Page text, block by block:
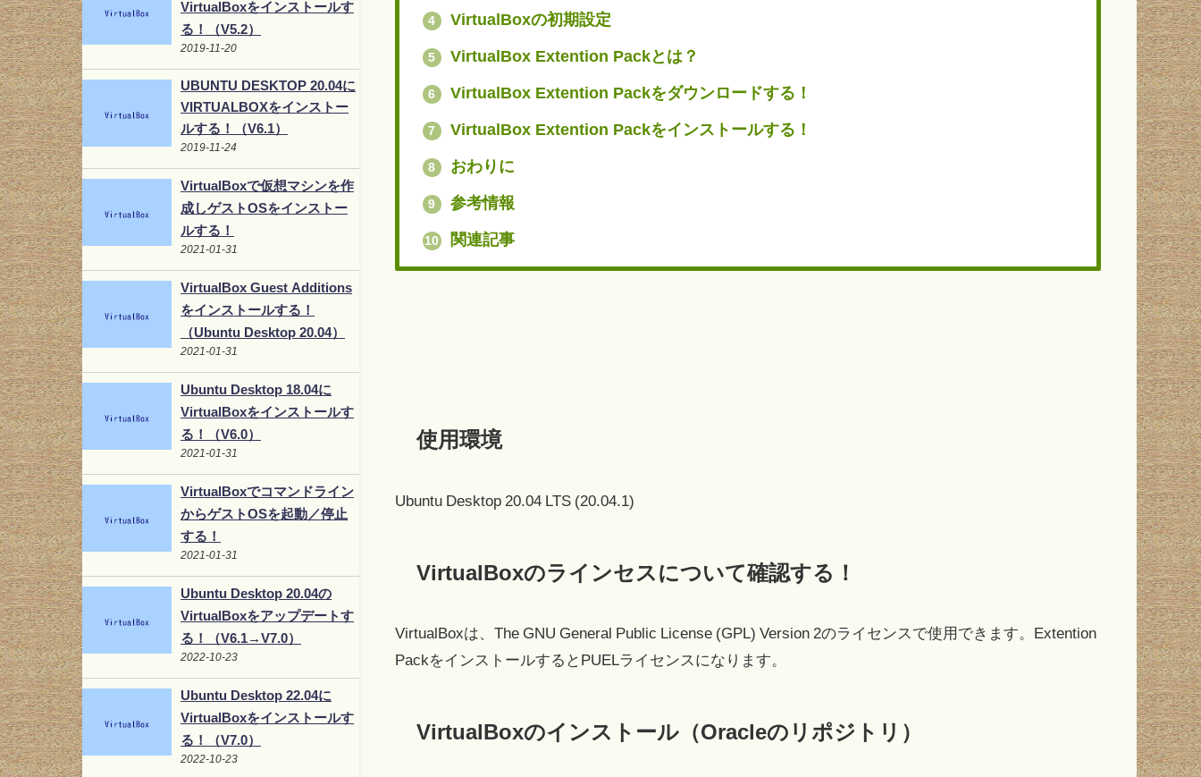
4 VirtualBoxの初期設定
5 VirtualBox Extention Packとは？
6 VirtualBox Extention Packをダウンロードする！
7 VirtualBox Extention Packをインストールする！
8 おわりに
9 参考情報
10 関連記事
使用環境
Ubuntu Desktop 20.04 LTS (20.04.1)
VirtualBoxのラインセスについて確認する！
VirtualBoxは、The GNU General Public License (GPL) Version 2のライセンスで使用できます。Extention
PackをインストールするとPUELライセンスになります。
VirtualBoxのインストール（Oracleのリポジトリ）
VirtualBoxをインストールす
る！（V5.2）
2019-11-20
UBUNTU DESKTOP 20.04に
VIRTUALBOXをインストー
ルする！（V6.1）
2019-11-24
VirtualBoxで仮想マシンを作
成しゲストOSをインストー
ルする！
2021-01-31
VirtualBox Guest Additions
をインストールする！
（Ubuntu Desktop 20.04）
2021-01-31
Ubuntu Desktop 18.04に
VirtualBoxをインストールす
る！（V6.0）
2021-01-31
VirtualBoxでコマンドライン
からゲストOSを起動／停止
する！
2021-01-31
Ubuntu Desktop 20.04の
VirtualBoxをアップデートす
る！（V6.1→V7.0）
2022-10-23
Ubuntu Desktop 22.04に
VirtualBoxをインストールす
る！（V7.0）
2022-10-23